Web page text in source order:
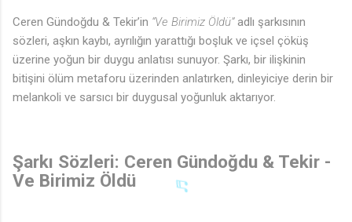
Ceren Gündoğdu & Tekir’in “Ve Birimiz Öldü”adlı şarkısının
sözleri, aşkın kaybı, ayrılığın yarattığı boşluk ve içsel çöküş
üzerine yoğun bir duygu anlatısı sunuyor. Şarkı, bir ilişkinin
bitişini ölüm metaforu üzerinden anlatırken, dinleyiciye derin bir
melankoli ve sarsıcı bir duygusal yoğunluk aktarıyor.
Şarkı Sözleri: Ceren Gündoğdu & Tekir -
Ve Birimiz Öldü